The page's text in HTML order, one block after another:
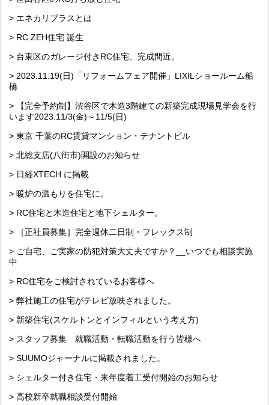
> エネカリプラスとは
> RC ZEH住宅 誕生
> 台東区のガレージ付きRC住宅、完成間近。
> 2023.11.19(日)「リフォームフェア開催」LIXILショールーム船
橋
> 【完全予約制】渋谷区で木造3階建ての新築完成現場見学会を行
います2023.11/3(金)～11/5(日)
> 東京 千葉のRC賃貸マンション・テナントビル
> 北総支店(八街市)開設のお知らせ
> 日経XTECH に掲載
> 暖炉の温もりを住宅に。
> RC住宅と木造住宅と地下シェルター。
> ［正社員募集］完全週休二日制・フレックス制
> ご自宅、ご実家の防犯対策大丈夫ですか？__いつでも相談実施
中
> RC住宅をご検討されているお客様へ
> 弊社施工の住宅がテレビ放映されました。
> 新築住宅(スケルトンとインフィルという考え方)
> スタッフ募集 就職活動・転職活動を行う皆様へ
> SUUMOジャーナルに掲載されました。
> シェルター付き住宅・来年度着工受付開始のお知らせ
> 高校新卒就職相談受付開始